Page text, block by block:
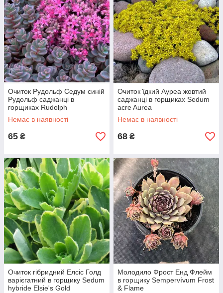
Очиток Рудольф Седум синій
Рудольф саджанці в
горщиках Rudolph
Hylotelephium cyaneum
Sedum cyaneum J. Rudolph
Немає в наявності
65 ₴
Очиток їдкий Ауреа жовтий
саджанці в горщиках Sedum
acre Aurea
Немає в наявності
68 ₴
Очиток гібридний Елсіс Голд
варієгатний в горщику Sedum
hybride Elsie's Gold
Молодило Фрост Енд Флейм
в горщику Sempervívum Frost
& Flame